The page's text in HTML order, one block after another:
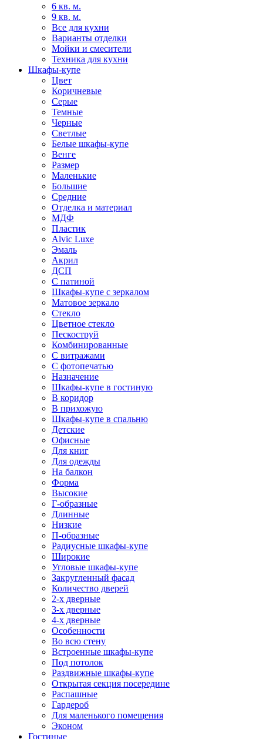
6 кв. м.
9 кв. м.
Все для кухни
Варианты отделки
Мойки и смесители
Техника для кухни
Шкафы-купе
Цвет
Коричневые
Серые
Темные
Черные
Светлые
Белые шкафы-купе
Венге
Размер
Маленькие
Большие
Средние
Отделка и материал
МДФ
Пластик
Alvic Luxe
Эмаль
Акрил
ДСП
С патиной
Шкафы-купе с зеркалом
Матовое зеркало
Стекло
Цветное стекло
Пескоструй
Комбинированные
С витражами
С фотопечатью
Назначение
Шкафы-купе в гостиную
В коридор
В прихожую
Шкафы-купе в спальню
Детские
Офисные
Для книг
Для одежды
На балкон
Форма
Высокие
Г-образные
Длинные
Низкие
П-образные
Радиусные шкафы-купе
Широкие
Угловые шкафы-купе
Закругленный фасад
Количество дверей
2-х дверные
3-х дверные
4-х дверные
Особенности
Во всю стену
Встроенные шкафы-купе
Под потолок
Раздвижные шкафы-купе
Открытая секция посередине
Распашные
Гардероб
Для маленького помещения
Эконом
Гостиные